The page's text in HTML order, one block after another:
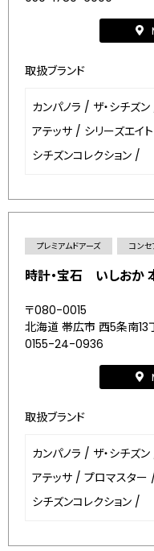
取扱ブランド
カンパノラ / ザ・シチズン
アテッサ / シリーズエイト
シチズンコレクション /
プレミアムドアーズ コンセ
時計・宝石 いしおか
〒080-0015
北海道 帯広市 西5条南13
0155-24-0936
取扱ブランド
カンパノラ / ザ・シチズン
アテッサ / プロマスター
シチズンコレクション /